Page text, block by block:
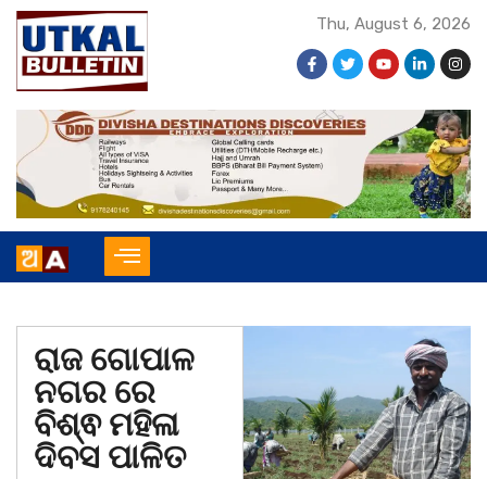
Thu, August 6, 2026
ରାଜ ଗୋପାଳ
ନଗର ରେ
ବିଶ୍ଵ ମହିଳା
ଦିବସ ପାଳିତ